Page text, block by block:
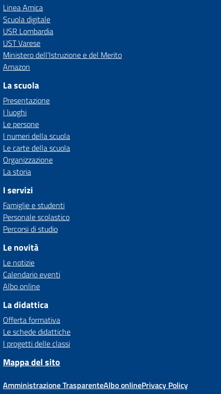
Linea Amica
Scuola digitale
USR Lombardia
UST Varese
Ministero dell'Istruzione e del Merito
Amazon
La scuola
Presentazione
I luoghi
Le persone
I numeri della scuola
Le carte della scuola
Organizzazione
La storia
I servizi
Famiglie e studenti
Personale scolastico
Percorsi di studio
Le novità
Le notizie
Calendario eventi
Albo online
La didattica
Offerta formativa
Le schede didattiche
I progetti delle classi
Mappa del sito
Amministrazione TrasparenteAlbo onlinePrivacy Policy